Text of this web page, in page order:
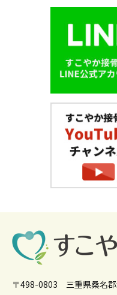
〒498-0803 三重県桑名